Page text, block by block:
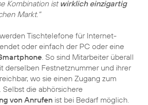
Kombination ist wirklich einzigartig
Markt."
Tischtelefone für Internet-
oder einfach der PC oder eine
. So sind Mitarbeiter überall
derselben Festnetznummer und ihrer
wo sie einen Zugang zum
Selbst die abhörsichere
von Anrufen ist bei Bedarf möglich.